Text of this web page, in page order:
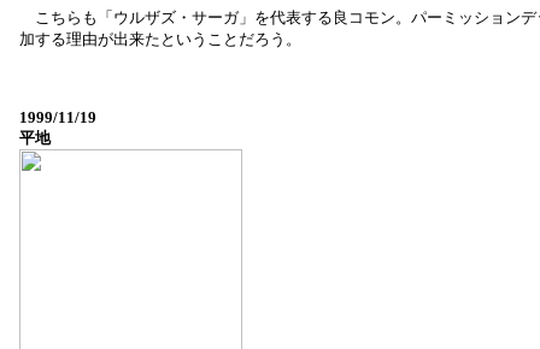
こちらも「ウルザズ・サーガ」を代表する良コモン。パーミッション
加する理由が出来たということだろう。
1999/11/19
平地